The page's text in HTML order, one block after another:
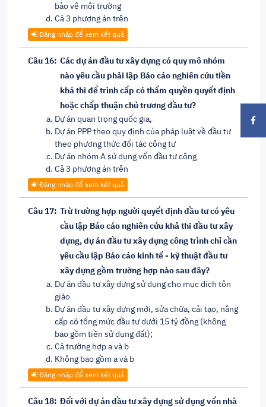
bảo vệ môi trường
Cả 3 phương án trên
Đăng nhập để xem kết quả
Câu 16: Các dự án đầu tư xây dựng có quy mô nhóm
nào yêu cầu phải lập Báo cáo nghiên cứu tiền
khả thi để trình cấp có thẩm quyền quyết định
hoặc chấp thuận chủ trương đầu tư?
Dự án quan trọng quốc gia,
Dự án PPP theo quy định của pháp luật về đầu tư
theo phương thức đối tác công tư
Dự án nhóm A sử dụng vốn đầu tư công
Cả 3 phương án trên
Đăng nhập để xem kết quả
Câu 17: Trừ trường hợp người quyết định đầu tư có yêu
cầu lập Báo cáo nghiên cứu khả thi đầu tư xây
dựng, dự án đầu tư xây dựng công trình chỉ cần
yêu cầu lập Báo cáo kinh tế - kỹ thuật đầu tư
xây dựng gồm trường hợp nào sau đây?
Dự án đầu tư xây dựng sử dụng cho mục đích tôn
giáo
Dự án đầu tư xây dựng mới, sửa chữa, cải tạo, nâng
cấp có tổng mức đầu tư dưới 15 tỷ đồng (không
bao gồm tiền sử dụng đất);
Cả trường hợp a và b
Không bao gồm a và b
Đăng nhập để xem kết quả
Câu 18: Đối với dự án đầu tư xây dựng sử dụng vốn nhà